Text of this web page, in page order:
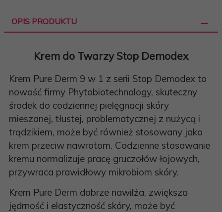
OPIS PRODUKTU
Krem do Twarzy Stop Demodex
Krem Pure Derm 9 w 1 z serii Stop Demodex to
nowość firmy Phytobiotechnology, skuteczny
środek do codziennej pielęgnacji skóry
mieszanej, tłustej, problematycznej z nużycą i
trądzikiem, może być również stosowany jako
krem ​​przeciw nawrotom. Codzienne stosowanie
kremu normalizuje pracę gruczołów łojowych,
przywraca prawidłowy mikrobiom skóry.
Krem Pure Derm dobrze nawilża, zwiększa
jędrność i elastyczność skóry, może być